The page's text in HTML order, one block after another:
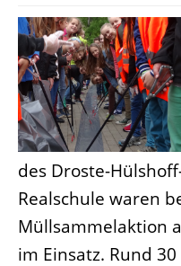
des Droste-
Realschule waren
Müllsammelaktion
im Einsatz. Rund